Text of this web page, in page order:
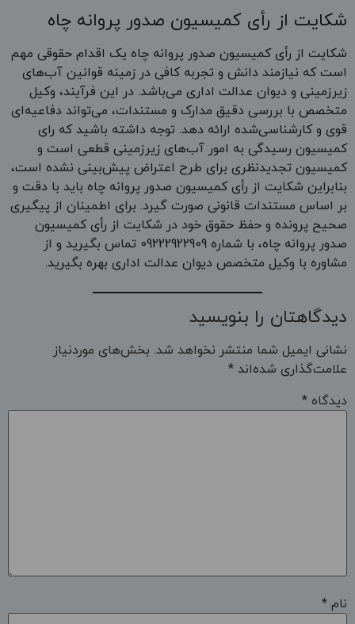
شکایت از رأی کمیسیون صدور پروانه چاه
شکایت از رأی کمیسیون صدور پروانه چاه یک اقدام حقوقی مهم
است که نیازمند دانش و تجربه کافی در زمینه قوانین آب‌های
زیرزمینی و دیوان عدالت اداری می‌باشد. در این فرآیند، وکیل
متخصص با بررسی دقیق مدارک و مستندات، می‌تواند دفاعیه‌ای
قوی و کارشناسی‌شده ارائه دهد. توجه داشته باشید که رای
کمیسیون رسیدگی به امور آب‌های زیرزمینی قطعی است و
کمیسیون تجدیدنظری برای طرح اعتراض پیش‌بینی نشده است،
بنابراین شکایت از رأی کمیسیون صدور پروانه چاه باید با دقت و
بر اساس مستندات قانونی صورت گیرد. برای اطمینان از پیگیری
صحیح پرونده و حفظ حقوق خود در شکایت از رأی کمیسیون
صدور پروانه چاه، با شماره 09222922909 تماس بگیرید و از
مشاوره با وکیل متخصص دیوان عدالت اداری بهره بگیرید.
دیدگاهتان را بنویسید
نشانی ایمیل شما منتشر نخواهد شد. بخش‌های موردنیاز
علامت‌گذاری شده‌اند *
دیدگاه *
نام *